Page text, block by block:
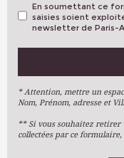
VOS PRÉFÉRENCES
Arts Plastiques
Arts Du Texte
Arts Numériques
En soumettant ce
saisies soient
newsletter de Paris-
* Attention, mettre un
Nom, Prénom, adresse et
** Si vous souhaitez retirer
collectées par ce